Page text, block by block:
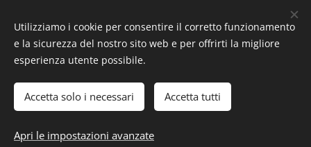
VEFAB - VETRAIO FABBRO
20162 Milano - Via Ornato 140
20095 Cusano Milanino - Via Zucchi 39
P.IVA 09093700962
PRIVACY POLICY
-COOKIE POLICY
Creato conWebnode
Utilizziamo i cookie per consentire il corretto funzionamento
e la sicurezza del nostro sito web e per offrirti la migliore
esperienza utente possibile.
Accetta solo i necessari Accetta tutti
Apri le impostazioni avanzate